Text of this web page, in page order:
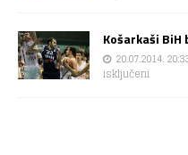
Košarkaši BiH
20.07.2014.
isključeni